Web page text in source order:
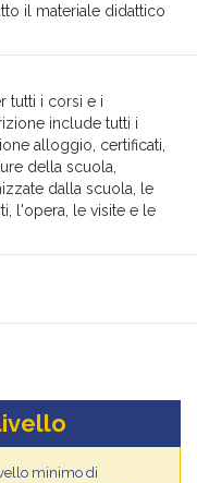
il materiale didattico
tutti i corsi e i
include tutti i
alloggio, certificati,
della scuola,
dalla scuola, le
l'opera, le visite e le
minimo di